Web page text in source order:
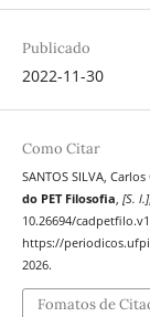
Publicado
2022-11-30
Como Citar
SANTOS SILVA, Carlos
do PET Filosofia, [S. l.]
10.26694/
https://
2026.
Fomatos de